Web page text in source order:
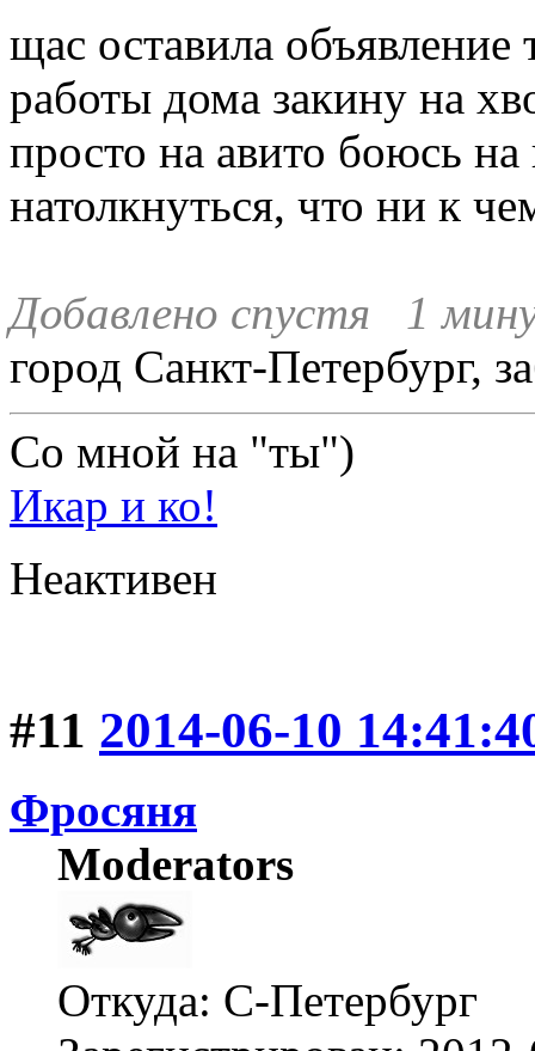
щас оставила объявление
работы дома закину на
просто на авито боюсь
натолкнуться, что ни к
Добавлено спустя 1
город Санкт-Петербург,
Со мной на "ты")
Икар и ко!
Неактивен
#11 2014-06-10
Фросяня
Moderators
Откуда: С-Петербург